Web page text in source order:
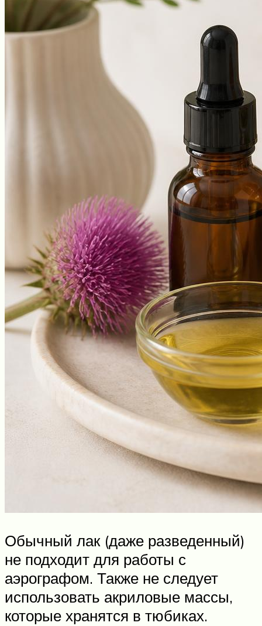
Обычный лак (даже разведенный)
не подходит для работы с
аэрографом. Также не следует
использовать акриловые массы,
которые хранятся в тюбиках.